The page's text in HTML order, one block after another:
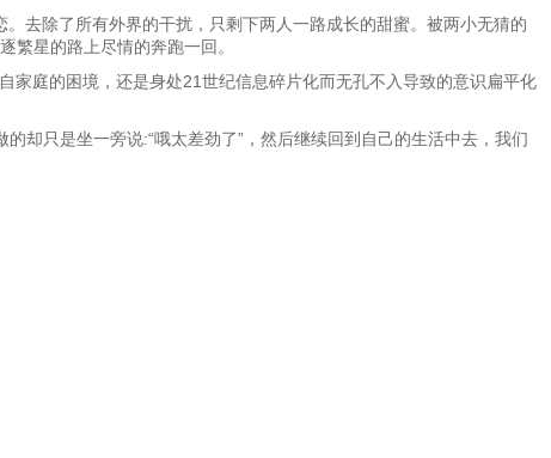
去除了所有外界的干扰，只剩下两人一路成长的甜蜜。被两小无猜的
繁星的路上尽情的奔跑一回。
家庭的困境，还是身处21世纪信息碎片化而无孔不入导致的意识扁平化
却只是坐一旁说:“哦太差劲了”，然后继续回到自己的生活中去，我们